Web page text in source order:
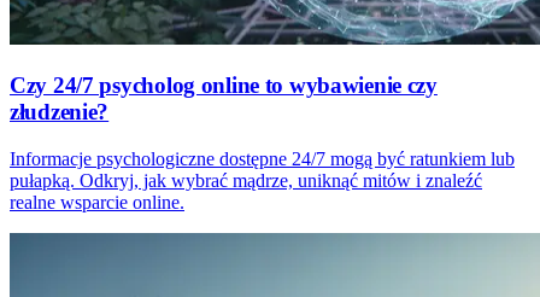
Czy 24/7 psycholog online to wybawienie czy
złudzenie?
Informacje psychologiczne dostępne 24/7 mogą być ratunkiem lub
pułapką. Odkryj, jak wybrać mądrze, uniknąć mitów i znaleźć
realne wsparcie online.